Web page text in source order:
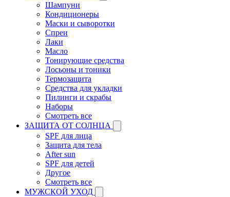
Шампуни
Кондиционеры
Маски и сыворотки
Спреи
Лаки
Масло
Тонирующие средства
Лосьоны и тоники
Термозащита
Средства для укладки
Пилинги и скрабы
Наборы
Смотреть все
ЗАЩИТА ОТ СОЛНЦА
SPF для лица
Защита для тела
After sun
SPF для детей
Другое
Смотреть все
МУЖСКОЙ УХОД